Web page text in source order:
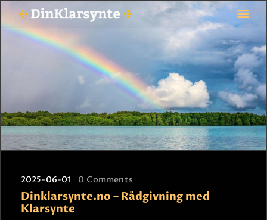
FORSIDE
STJERNETEGN
TAROTKORT
KLARSYNTE
BETALING
VIPPS
2025-06-01 0 Comments
Dinklarsynte.no – Rådgivning med
Klarsynte